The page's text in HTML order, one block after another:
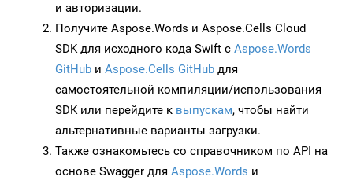
и авторизации.
Получите Aspose.Words и Aspose.Cells Cloud
SDK для исходного кода Swift с Aspose.Words
GitHub и Aspose.Cells GitHub для
самостоятельной компиляции/использования
SDK или перейдите к выпускам, чтобы найти
альтернативные варианты загрузки.
Также ознакомьтесь со справочником по API на
основе Swagger для Aspose.Words и